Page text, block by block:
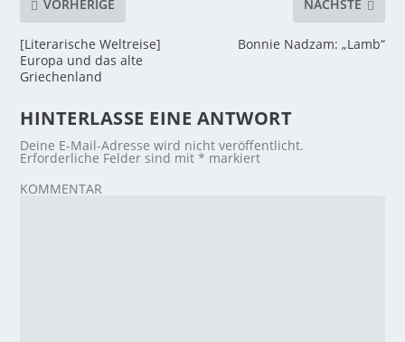
VORHERIGE
[Literarische Weltreise]
Europa und das alte
Griechenland
NÄCHSTE
Bonnie Nadzam: „Lamb“
HINTERLASSE EINE ANTWORT
Deine E-Mail-Adresse wird nicht veröffentlicht.
Erforderliche Felder sind mit* markiert
KOMMENTAR